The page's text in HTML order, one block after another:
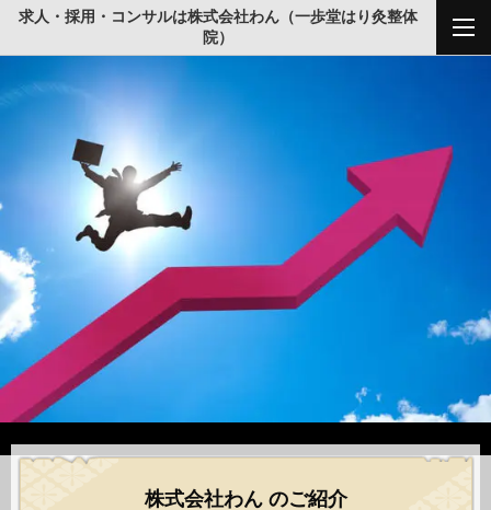
求人・採用・コンサルは株式会社わん（一歩堂はり灸整体
院）
株式会社わん のご紹介